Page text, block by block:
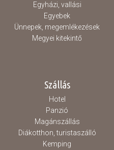
Egyházi, vallási
Egyebek
Ünnepek, megemlékezések
Megyei kitekintő
Szállás
Hotel
Panzió
Magánszállás
Diákotthon, turistaszálló
Kemping